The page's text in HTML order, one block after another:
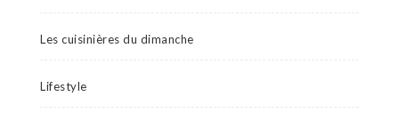
Les cuisinières du dimanche
Lifestyle